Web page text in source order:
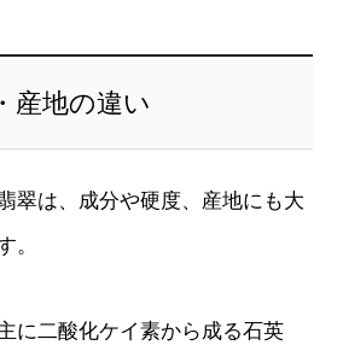
産地の違い
翠は、成分や硬度、産地にも大
。
に二酸化ケイ素から成る石英